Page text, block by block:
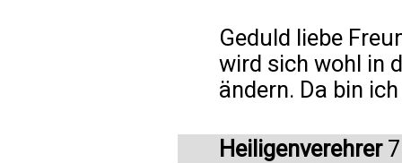
Geduld liebe
wird sich wohl in
ändern. Da bin
Heiligenverehrer